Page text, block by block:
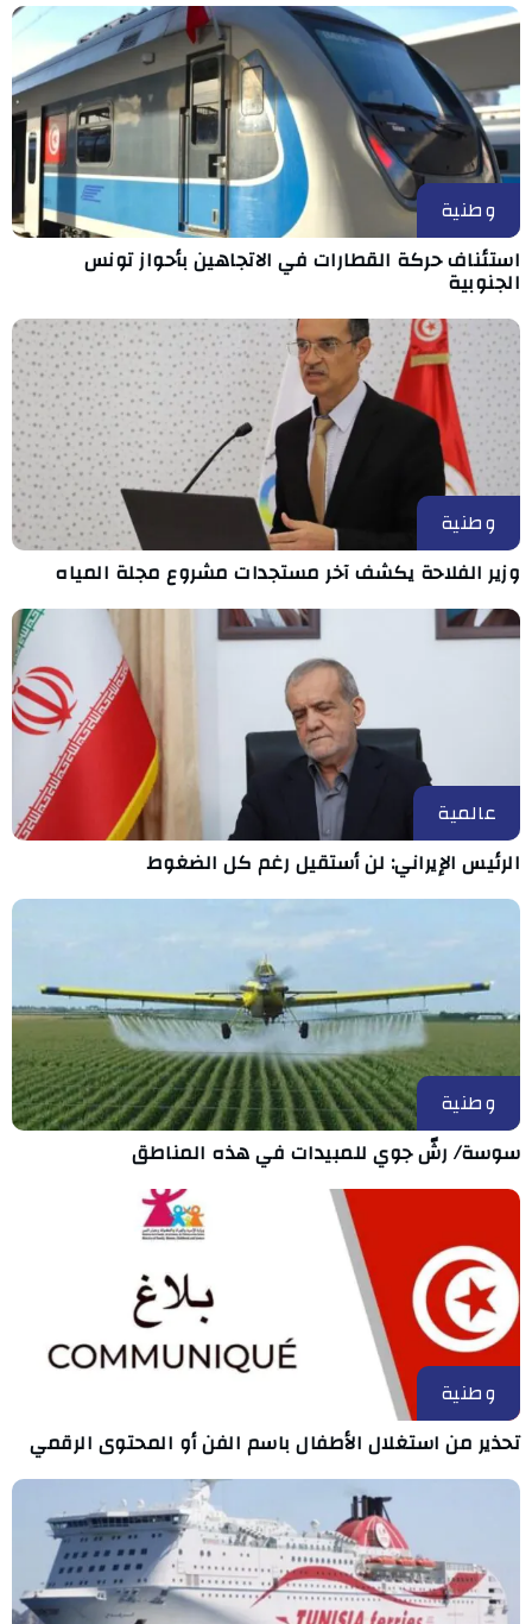
وطنية
استئناف حركة القطارات في الاتجاهين بأحواز تونس
الجنوبية
وطنية
وزير الفلاحة يكشف آخر مستجدات مشروع مجلة المياه
عالمية
الرئيس الإيراني: لن أستقيل رغم كل الضغوط
وطنية
سوسة/ رشّ جوي للمبيدات في هذه المناطق
وطنية
تحذير من استغلال الأطفال باسم الفن أو المحتوى الرقمي